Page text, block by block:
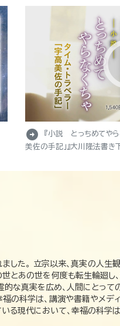
arrow_circle_right
『小説 とっちめてやら
美佐の手記」』大川隆法書き
た。 立宗以来、真実の人生
世とあの世を何度も転生輪廻
的な真実を広め、人間にとっ
の科学は、講演や書籍やメ
る現代において、幸福の科学